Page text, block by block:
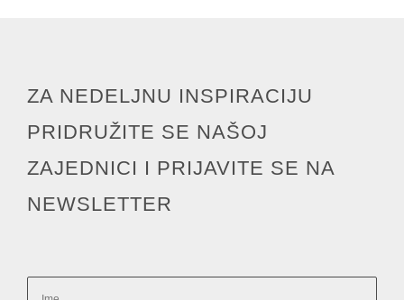
ZA NEDELJNU INSPIRACIJU
PRIDRUŽITE SE NAŠOJ
ZAJEDNICI I PRIJAVITE SE NA
NEWSLETTER